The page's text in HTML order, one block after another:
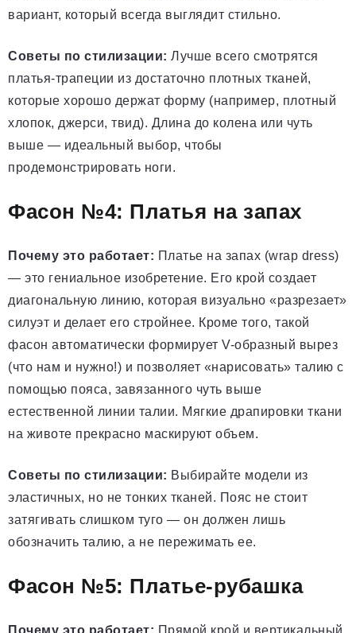
вариант, который всегда выглядит стильно.
Советы по стилизации: Лучше всего смотрятся
платья-трапеции из достаточно плотных тканей,
которые хорошо держат форму (например, плотный
хлопок, джерси, твид). Длина до колена или чуть
выше — идеальный выбор, чтобы
продемонстрировать ноги.
Фасон №4: Платья на запах
Почему это работает: Платье на запах (wrap dress)
— это гениальное изобретение. Его крой создает
диагональную линию, которая визуально «разрезает»
силуэт и делает его стройнее. Кроме того, такой
фасон автоматически формирует V-образный вырез
(что нам и нужно!) и позволяет «нарисовать» талию с
помощью пояса, завязанного чуть выше
естественной линии талии. Мягкие драпировки ткани
на животе прекрасно маскируют объем.
Советы по стилизации: Выбирайте модели из
эластичных, но не тонких тканей. Пояс не стоит
затягивать слишком туго — он должен лишь
обозначить талию, а не пережимать ее.
Фасон №5: Платье-рубашка
Почему это работает: Прямой крой и вертикальный